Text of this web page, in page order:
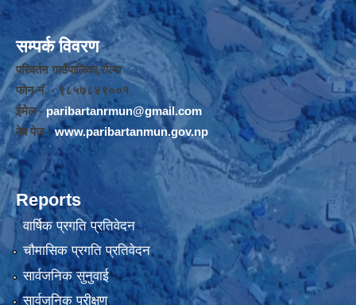
सम्पर्क विवरण
परिवर्तन गाउँपालिका,रोल्पा
फोन नंं. - ९८५७८४९००१
ईमेल -paribartanrmun@gmail.com
वेब पेज -www.paribartanmun.gov.np
Reports
वार्षिक प्रगति प्रतिवेदन
चौमासिक प्रगति प्रतिवेदन
सार्वजनिक सुनुवाई
सार्वजनिक परीक्षण